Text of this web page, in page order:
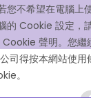
您不希望在電腦上
的 Cookie 設定，
聲明。您繼
司得按本網站使用
。